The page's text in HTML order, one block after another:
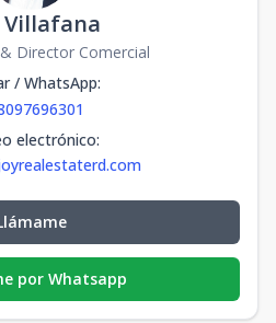
Villafana
Director Comercial
/ WhatsApp:
electrónico:
por Whatsapp